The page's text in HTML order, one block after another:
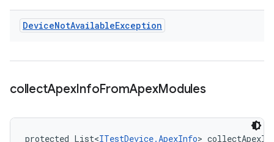
DeviceNotAvailableException
collectApexInfoFromApexModules
protected List<ITestDevice.ApexInfo>